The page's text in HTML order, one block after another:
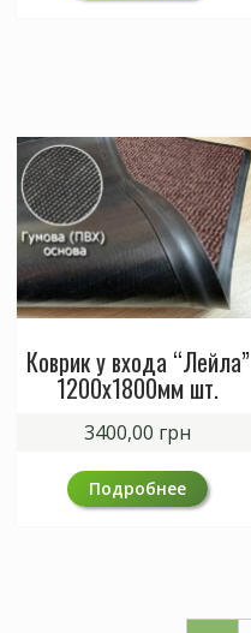
Коврик у входа “Лейла”
1200х1800мм шт.
3400,00 грн
Подробнее